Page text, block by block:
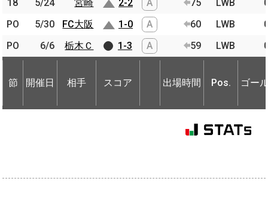
18 5/24 宮崎 2-2 A 75 LWB
PO
5/30 FC大阪 1-0 A 60 LWB
PO
6/6 栃木Ｃ 1-3 A 59 LWB
節 開催日 相手 スコア 出場時間 Pos. ゴー
18 5/24
宮崎
PO
5/30
FC大阪
PO
6/6 栃木Ｃ
節 開催日 相手